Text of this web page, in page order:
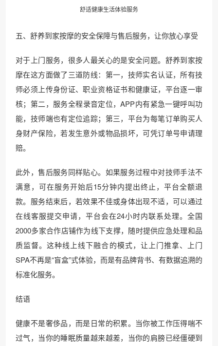
舒适健康生活体验服务
五、舒养到家按摩的安全保障与售后服务，让你放心享受
对于上门服务，很多人最关心的是安全问题。舒养到家按
摩在这方面做了三道防线：第一，技师实名认证，所有技
师必须上传身份证、职业资格证书和健康证，平台逐一审
核；第二，服务全程录音定位，APP内有紧急一键呼叫功
能，技师端也有定位追踪；第三，平台为每笔订单购买人
身财产保险，若发生意外或物品损坏，可凭订单号申请理
赔。
此外，售后服务同样贴心。如果服务过程中对技师手法不
满意，可在服务开始后15分钟内提出终止，平台全额退
款。服务结束后，若效果不佳或身体出现不适，可以通过
在线客服提交申请，平台会在24小时内联系处理。全国
2000多家合作店铺作为线下支撑，随时提供应急处理和品
质监督。这种线上线下融合的模式，让上门推拿、上门
SPA不再是“盲盒”式体验，而是有品牌背书、有数据追溯的
标准化服务。
结语
健康不是奢侈品，而是日常的积累。当你被工作压得喘不
过气，当你的睡眠质量越来越差，当你的肩膀已经僵硬到